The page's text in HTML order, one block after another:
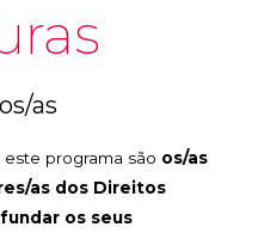
as
este programa são os/as
as dos Direitos
os seus